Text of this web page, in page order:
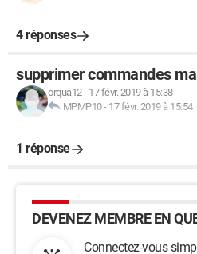
4 réponses
supprimer commandes
orqua12- 17 févr. 2019 à 15:38
MPMP10- 17 févr. 2019 à 15:54
1 réponse
DEVENEZ MEMBRE EN
Connectez-vous